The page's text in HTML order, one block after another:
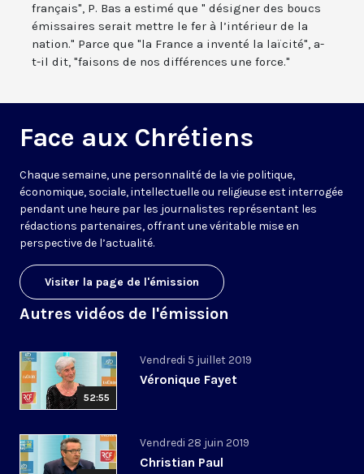
français", P. Bas a estimé que " désigner des boucs
émissaires serait mettre le fer à l’intérieur de la
nation." Parce que "la France a inventé la laïcité", a-
t-il dit, "faisons de nos différences une force."
Face aux Chrétiens
Chaque semaine, une personnalité de la vie politique,
économique, sociale, intellectuelle ou religieuse est interrogée
pendant une heure par les journalistes représentant les
rédactions partenaires, offrant une véritable mise en
perspective de l’actualité.
Visiter la page de l'émission
Autres vidéos de l'émission
52:55
Vendredi 5 juillet 2019
Véronique Fayet
Vendredi 28 juin 2019
Christian Paul